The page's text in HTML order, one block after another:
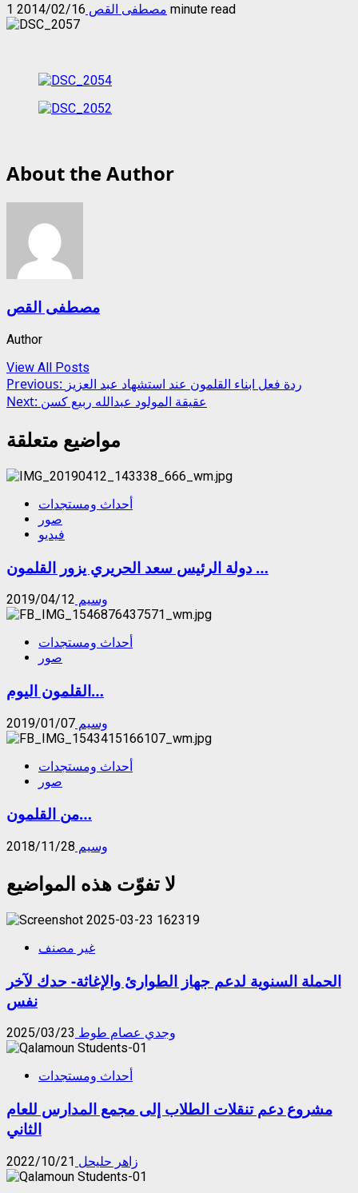
مصطفى القص 2014/02/16 1 minute read
About the Author
مصطفى القص
Author
View All Posts
Post
navigation
Previous: ردة فعل ابناء القلمون عند استشهاد عبد العزيز
Next: عقيقة المولود عبدالله ربيع كسن
مواضيع متعلقة
أحداث ومستجدات
صور
فيديو
دولة الرئيس سعد الحريري يزور القلمون …
وسيم 2019/04/12
أحداث ومستجدات
صور
القلمون اليوم…
وسيم 2019/01/07
أحداث ومستجدات
صور
من القلمون…
وسيم 2018/11/28
لا تفوّت هذه المواضيع
غير مصنف
الحملة السنوية لدعم جهاز الطوارئ والإغاثة- حدك لآخر
نفس
وجدي عصام طوط 2025/03/23
أحداث ومستجدات
مشروع دعم تنقلات الطلاب إلى مجمع المدارس للعام
الثاني
زاهر حليحل 2022/10/21